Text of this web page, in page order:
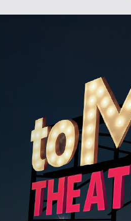
הכנסת נשק, אלכוהול, בקבוקי זכוכית